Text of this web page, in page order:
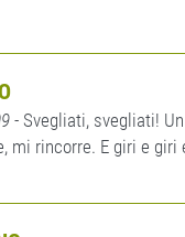
- Svegliati, svegliati!
mi rincorre. E giri e giri